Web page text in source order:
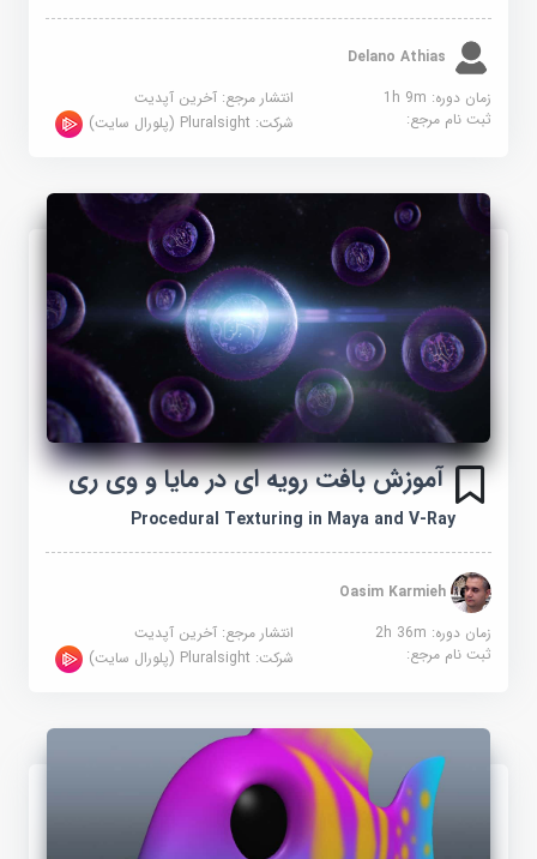
Delano Athias
زمان دوره: 1h 9m
انتشار مرجع:آخرین آپدیت
ثبت نام مرجع:
شرکت:Pluralsight (پلورال سایت)
آموزش بافت رویه ای در مایا و وی ری
Procedural Texturing in Maya and V-Ray
Oasim Karmieh
زمان دوره: 2h 36m
انتشار مرجع:آخرین آپدیت
ثبت نام مرجع:
شرکت:Pluralsight (پلورال سایت)